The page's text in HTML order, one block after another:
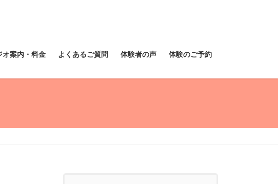
オ案内・料金 よくあるご質問 体験者の声 体験のご予約